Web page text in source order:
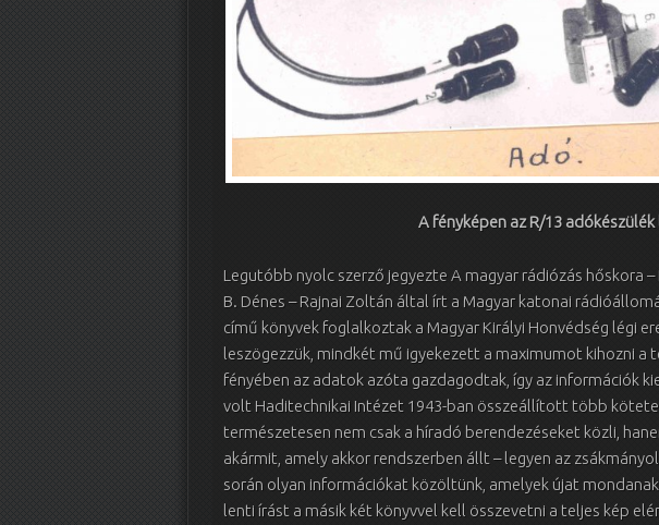
A fényképen az R/13
Legutóbb nyolc szerző jegyezte A magyar rádiózás hőskora
B. Dénes – Rajnai Zoltán által írt a Magyar katonai
című könyvek foglalkoztak a Magyar Királyi Honvédség légi
leszögezzük, mindkét mű igyekezett a maximumot kihozni a
fényében az adatok azóta gazdagodtak, így az információk
volt Haditechnikai Intézet 1943-ban összeállított több
természetesen nem csak a híradó berendezéseket közli,
akármit, amely akkor rendszerben állt – legyen az
során olyan információkat közöltünk, amelyek újat
lenti írást a másik két könyvvel kell összevetni a teljes kép